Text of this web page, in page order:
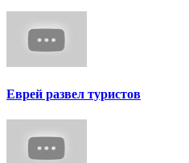
Еврей развел туристов